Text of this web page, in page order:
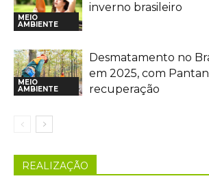
MEIO
AMBIENTE
inverno brasileiro
MEIO
AMBIENTE
Desmatamento no
em 2025, com
recuperação
REALIZAÇÃO